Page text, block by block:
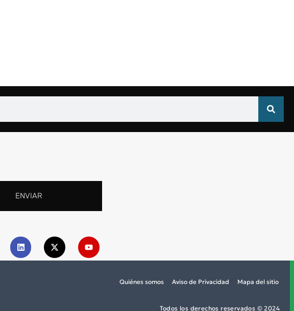
ENVIAR
Quiénes somos Aviso de Privacidad Mapa del sitio
Todos los derechos reservados © 2024